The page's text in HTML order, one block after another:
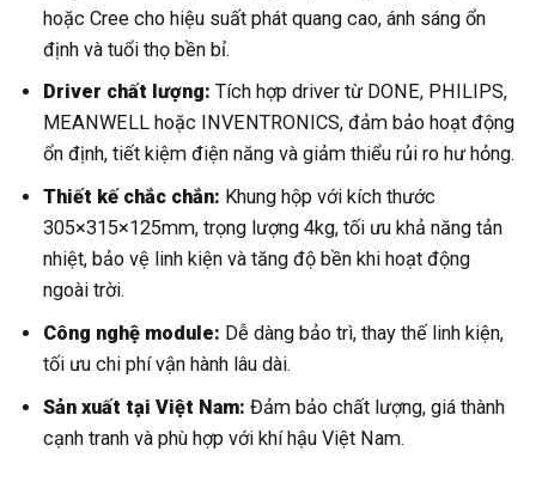
hoặc Cree cho hiệu suất phát quang cao, ánh sáng ổn
định và tuổi thọ bền bỉ.
Driver chất lượng: Tích hợp driver từ DONE, PHILIPS,
MEANWELL hoặc INVENTRONICS, đảm bảo hoạt động
ổn định, tiết kiệm điện năng và giảm thiểu rủi ro hư hỏng.
Thiết kế chắc chắn: Khung hộp với kích thước
305×315×125mm, trọng lượng 4kg, tối ưu khả năng tản
nhiệt, bảo vệ linh kiện và tăng độ bền khi hoạt động
ngoài trời.
Công nghệ module: Dễ dàng bảo trì, thay thế linh kiện,
tối ưu chi phí vận hành lâu dài.
Sản xuất tại Việt Nam: Đảm bảo chất lượng, giá thành
cạnh tranh và phù hợp với khí hậu Việt Nam.